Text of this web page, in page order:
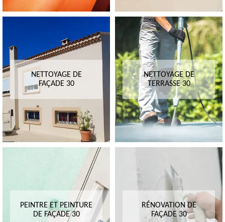
NETTOYAGE DE
FAÇADE 30
NETTOYAGE DE
TERRASSE 30
PEINTRE ET PEINTURE
DE FAÇADE 30
RÉNOVATION DE
FAÇADE 30